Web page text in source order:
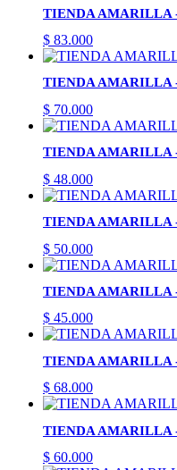
TIENDA AMARILLA
$ 83.000
TIENDA AMARILLA
$ 70.000
TIENDA AMARILLA
$ 48.000
TIENDA AMARILLA
$ 50.000
TIENDA AMARILLA
$ 45.000
TIENDA AMARILLA
$ 68.000
TIENDA AMARILLA
$ 60.000